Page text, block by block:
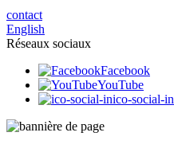
contact
English
Réseaux sociaux
Facebook
YouTube
ico-social-in